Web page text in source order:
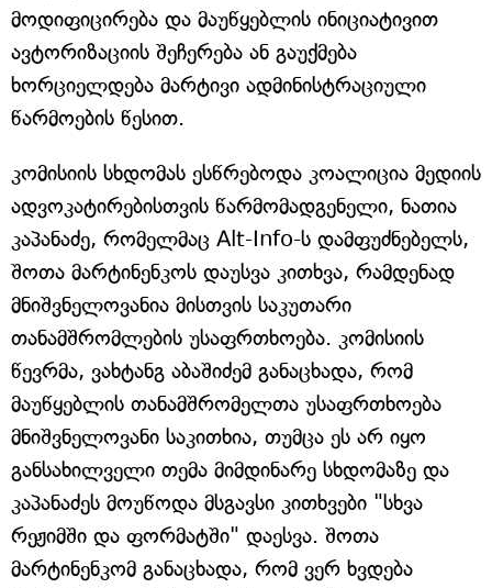
მოდიფიცირება და მაუწყებლის ინიციატივით
ავტორიზაციის შეჩერება ან გაუქმება
ხორციელდება მარტივი ადმინისტრაციული
წარმოების წესით.
კომისიის სხდომას ესწრებოდა კოალიცია მედიის
ადვოკატირებისთვის წარმომადგენელი, ნათია
კაპანაძე, რომელმაც Alt-Info-ს დამფუძნებელს,
შოთა მარტინენკოს დაუსვა კითხვა, რამდენად
მნიშვნელოვანია მისთვის საკუთარი
თანამშრომლების უსაფრთხოება. კომისიის
წევრმა, ვახტანგ აბაშიძემ განაცხადა, რომ
მაუწყებლის თანამშრომელთა უსაფრთხოება
მნიშვნელოვანი საკითხია, თუმცა ეს არ იყო
განსახილველი თემა მიმდინარე სხდომაზე და
კაპანაძეს მოუწოდა მსგავსი კითხვები "სხვა
რეჟიმში და ფორმატში" დაესვა. შოთა
მარტინენკომ განაცხადა, რომ ვერ ხვდება